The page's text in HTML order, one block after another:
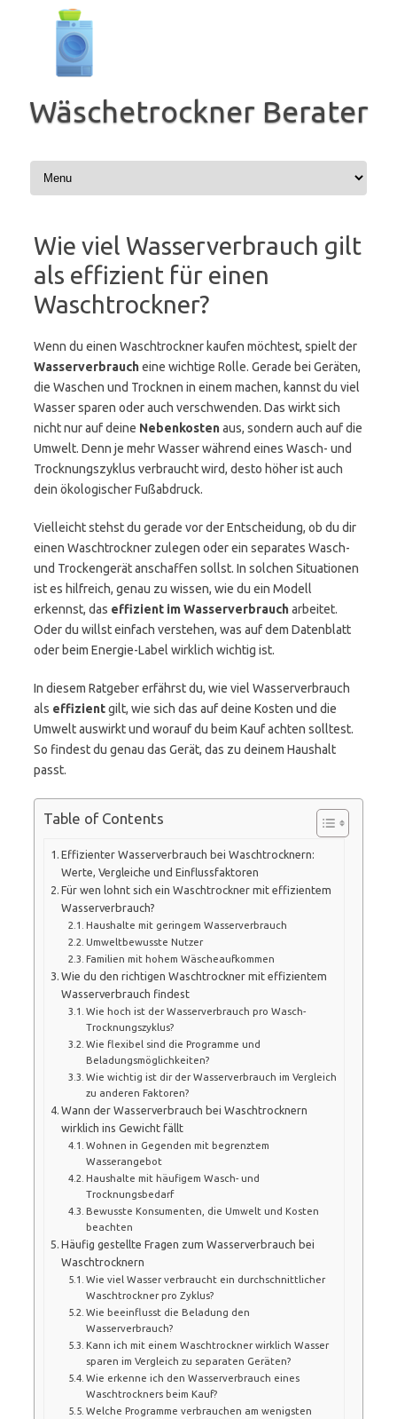
springen
Wäschetrockner Berater
Wie viel Wasserverbrauch gilt
als effizient für einen
Waschtrockner?
Wenn du einen Waschtrockner kaufen möchtest, spielt der
Wasserverbraucheine wichtige Rolle. Gerade bei Geräten,
die Waschen und Trocknen in einem machen, kannst du viel
Wasser sparen oder auch verschwenden. Das wirkt sich
nicht nur auf deine Nebenkostenaus, sondern auch auf die
Umwelt. Denn je mehr Wasser während eines Wasch- und
Trocknungszyklus verbraucht wird, desto höher ist auch
dein ökologischer Fußabdruck.
Vielleicht stehst du gerade vor der Entscheidung, ob du dir
einen Waschtrockner zulegen oder ein separates Wasch-
und Trockengerät anschaffen sollst. In solchen Situationen
ist es hilfreich, genau zu wissen, wie du ein Modell
erkennst, das effizient im Wasserverbraucharbeitet.
Oder du willst einfach verstehen, was auf dem Datenblatt
oder beim Energie-Label wirklich wichtig ist.
In diesem Ratgeber erfährst du, wie viel Wasserverbrauch
als effizientgilt, wie sich das auf deine Kosten und die
Umwelt auswirkt und worauf du beim Kauf achten solltest.
So findest du genau das Gerät, das zu deinem Haushalt
passt.
Table of Contents
Effizienter Wasserverbrauch bei Waschtrocknern:
Werte, Vergleiche und Einflussfaktoren
Für wen lohnt sich ein Waschtrockner mit effizientem
Wasserverbrauch?
Haushalte mit geringem Wasserverbrauch
Umweltbewusste Nutzer
Familien mit hohem Wäscheaufkommen
Wie du den richtigen Waschtrockner mit effizientem
Wasserverbrauch findest
Wie hoch ist der Wasserverbrauch pro Wasch-
Trocknungszyklus?
Wie flexibel sind die Programme und
Beladungsmöglichkeiten?
Wie wichtig ist dir der Wasserverbrauch im Vergleich
zu anderen Faktoren?
Wann der Wasserverbrauch bei Waschtrocknern
wirklich ins Gewicht fällt
Wohnen in Gegenden mit begrenztem
Wasserangebot
Haushalte mit häufigem Wasch- und
Trocknungsbedarf
Bewusste Konsumenten, die Umwelt und Kosten
beachten
Häufig gestellte Fragen zum Wasserverbrauch bei
Waschtrocknern
Wie viel Wasser verbraucht ein durchschnittlicher
Waschtrockner pro Zyklus?
Wie beeinflusst die Beladung den
Wasserverbrauch?
Kann ich mit einem Waschtrockner wirklich Wasser
sparen im Vergleich zu separaten Geräten?
Wie erkenne ich den Wasserverbrauch eines
Waschtrockners beim Kauf?
Welche Programme verbrauchen am wenigsten